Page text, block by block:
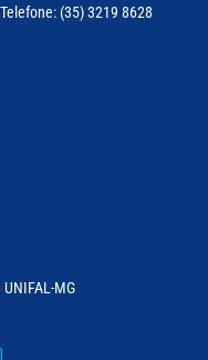
(35) 3219 8628
MG